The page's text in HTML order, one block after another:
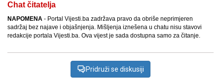
Chat čitatelja
NAPOMENA - Portal Vijesti.ba zadržava pravo da obriše neprimjeren
sadržaj bez najave i objašnjenja. Mišljenja iznešena u chatu nisu stavovi
redakcije portala Vijesti.ba. Ova vijest je sada dostupna samo za čitanje.
Pridruži se diskusiji